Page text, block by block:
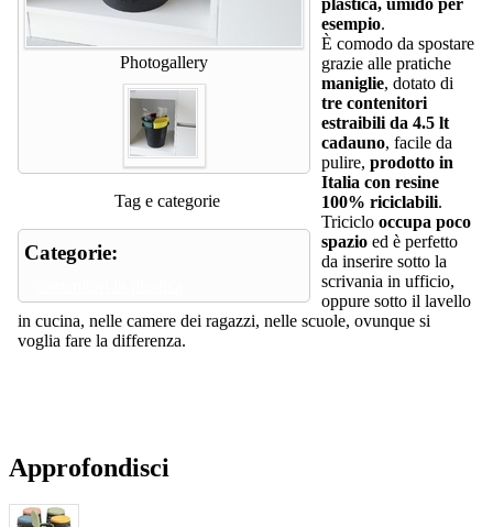
Photogallery
Tag e categorie
Categorie:
esempio.
È comodo da spostare
grazie alle pratiche
maniglie, dotato di
tre contenitori
estraibili da 4.5 lt
cadauno, facile da
pulire, prodotto in
Italia con resine
100% riciclabili.
Triciclo occupa poco
spazio ed è perfetto
da inserire sotto la
scrivania in ufficio,
oppure sotto il lavello
in cucina, nelle camere dei ragazzi, nelle scuole, ovunque si
voglia fare la differenza.
Approfondisci